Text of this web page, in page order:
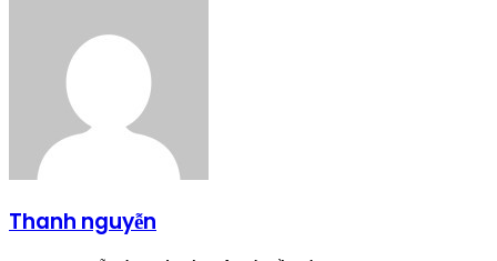
Thanh nguyễn